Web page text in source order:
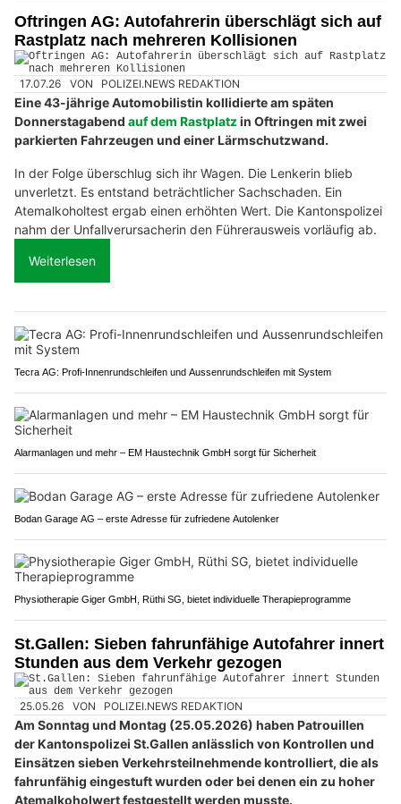
Oftringen AG: Autofahrerin überschlägt sich auf
Rastplatz nach mehreren Kollisionen
17.07.26 VON POLIZEI.NEWS REDAKTION
Eine 43-jährige Automobilistin kollidierte am späten
Donnerstagabend auf dem Rastplatzin Oftringen mit zwei
parkierten Fahrzeugen und einer Lärmschutzwand.
In der Folge überschlug sich ihr Wagen. Die Lenkerin blieb
unverletzt. Es entstand beträchtlicher Sachschaden. Ein
Atemalkoholtest ergab einen erhöhten Wert. Die Kantonspolizei
nahm der Unfallverursacherin den Führerausweis vorläufig ab.
Weiterlesen
Tecra AG: Profi-Innenrundschleifen und Aussenrundschleifen mit System
Alarmanlagen und mehr – EM Haustechnik GmbH sorgt für Sicherheit
Bodan Garage AG – erste Adresse für zufriedene Autolenker
Physiotherapie Giger GmbH, Rüthi SG, bietet individuelle Therapieprogramme
St.Gallen: Sieben fahrunfähige Autofahrer innert
Stunden aus dem Verkehr gezogen
25.05.26 VON POLIZEI.NEWS REDAKTION
Am Sonntag und Montag (25.05.2026) haben Patrouillen
der Kantonspolizei St.Gallen anlässlich von Kontrollen und
Einsätzen sieben Verkehrsteilnehmende kontrolliert, die als
fahrunfähig eingestuft wurden oder bei denen ein zu hoher
Atemalkoholwert festgestellt werden musste.